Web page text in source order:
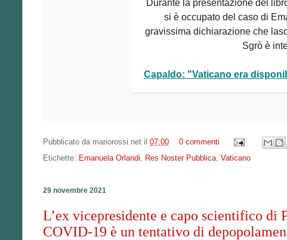
Durante la presentazione del
si è occupato del caso di
gravissima dichiarazione che
Sgrò è
Capaldo: "Vaticano era
Pubblicato da mariorossi.net il 07:00
0 commenti
Etichette: Emanuela Orlandi Res Noster Pubblica Vaticano
29 novembre 2021
L’ex vicepresidente e capo scientifico
COVID-19 è un tentativo di